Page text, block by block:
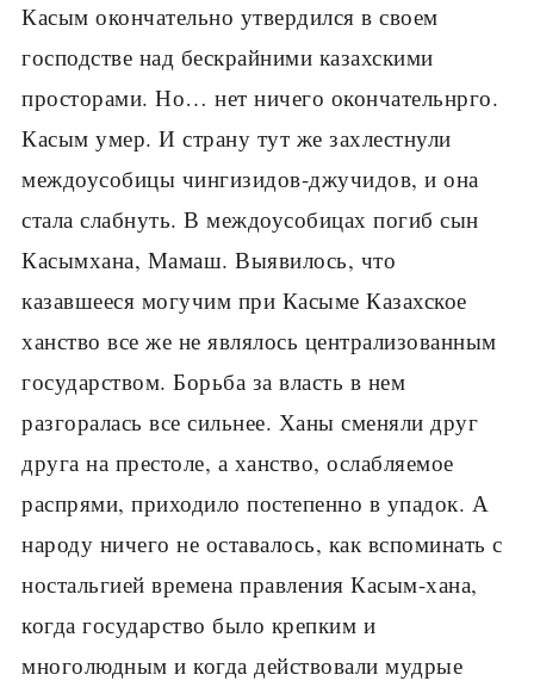
Касым окончательно утвердился в своем
господстве над бескрайними казахскими
просторами. Но… нет ничего окончательнрго.
Касым умер. И страну тут же захлестнули
междоусобицы чингизидов-джучидов, и она
стала слабнуть. В междоусобицах погиб сын
Касымхана, Мамаш. Выявилось, что
казавшееся могучим при Касыме Казахское
ханство все же не являлось централизованным
государством. Борьба за власть в нем
разгоралась все сильнее. Ханы сменяли друг
друга на престоле, а ханство, ослабляемое
распрями, приходило постепенно в упадок. А
народу ничего не оставалось, как вспоминать с
ностальгией времена правления Касым-хана,
когда государство было крепким и
многолюдным и когда действовали мудрые